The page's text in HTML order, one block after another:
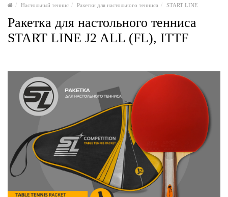
Настольный теннис Ракетки для настольного тенниса START LINE
Ракетка для настольного тенниса
START LINE J2 ALL (FL), ITTF